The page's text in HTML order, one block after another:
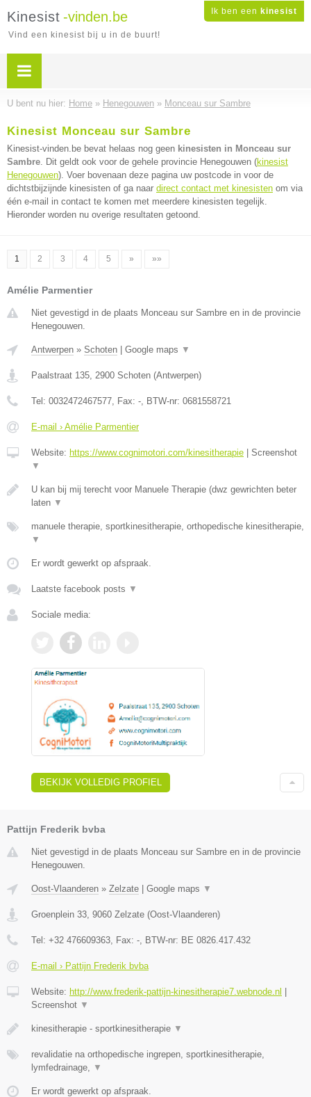
Ik ben een kinesist
Kinesist -vinden.be
Vind een kinesist bij u in de buurt!
U bent nu hier: Home » Henegouwen » Monceau sur Sambre
Kinesist Monceau sur Sambre
Kinesist-vinden.be bevat helaas nog geen kinesisten in Monceau sur
Sambre. Dit geldt ook voor de gehele provincie Henegouwen (kinesist
Henegouwen). Voer bovenaan deze pagina uw postcode in voor de
dichtstbijzijnde kinesisten of ga naar direct contact met kinesisten om via
één e-mail in contact te komen met meerdere kinesisten tegelijk.
Hieronder worden nu overige resultaten getoond.
1 2 3 4 5 » »»
Amélie Parmentier
Niet gevestigd in de plaats Monceau sur Sambre en in de provincie
Henegouwen.
Antwerpen » Schoten Google maps ▼
Paalstraat 135, 2900 Schoten (Antwerpen)
Tel: 0032472467577, Fax: -, BTW-nr: 0681558721
E-mail › Amélie Parmentier
Website: https://www.cognimotori.com/kinesitherapie
Screenshot
▼
U kan bij mij terecht voor Manuele Therapie (dwz gewrichten beter
laten ▼
manuele therapie, sportkinesitherapie, orthopedische kinesitherapie,
▼
Er wordt gewerkt op afspraak.
Laatste facebook posts ▼
Sociale media:
BEKIJK VOLLEDIG PROFIEL
Pattijn Frederik bvba
Niet gevestigd in de plaats Monceau sur Sambre en in de provincie
Henegouwen.
Oost-Vlaanderen » Zelzate Google maps ▼
Groenplein 33 9060 Zelzate (Oost-Vlaanderen)
Tel: +32 476609363 , Fax: - , BTW-nr: BE 0826.417.432
E-mail › Pattijn Frederik bvba
Website: http://www.frederik-pattijn-kinesitherapie7.webnode.nl
Screenshot ▼
kinesitherapie - sportkinesitherapie ▼
revalidatie na orthopedische ingrepen, sportkinesitherapie,
lymfedrainage,
▼
Er wordt gewerkt op afspraak.